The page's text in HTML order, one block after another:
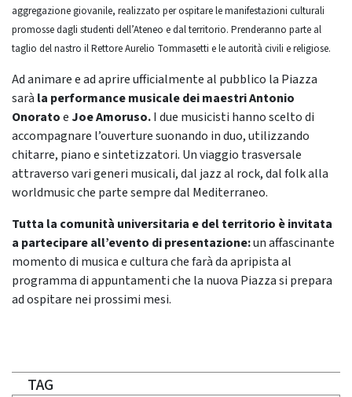
aggregazione giovanile, realizzato per ospitare le manifestazioni culturali
promosse dagli studenti dell’Ateneo e dal territorio. Prenderanno parte al
taglio del nastro il Rettore Aurelio Tommasetti e le autorità civili e religiose.
Ad animare e ad aprire ufficialmente al pubblico la Piazza
sarà la performance musicale dei maestri Antonio
Onoratoe Joe Amoruso.I due musicisti hanno scelto di
accompagnare l’ouverture suonando in duo, utilizzando
chitarre, piano e sintetizzatori. Un viaggio trasversale
attraverso vari generi musicali, dal jazz al rock, dal folk alla
worldmusic che parte sempre dal Mediterraneo.
Tutta la comunità universitaria e del territorio è invitata
a partecipare all’evento di presentazione:un affascinante
momento di musica e cultura che farà da apripista al
programma di appuntamenti che la nuova Piazza si prepara
ad ospitare nei prossimi mesi.
TAG